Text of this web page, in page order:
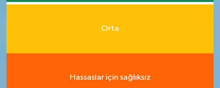
Orta
Hassaslar için sağlıksız